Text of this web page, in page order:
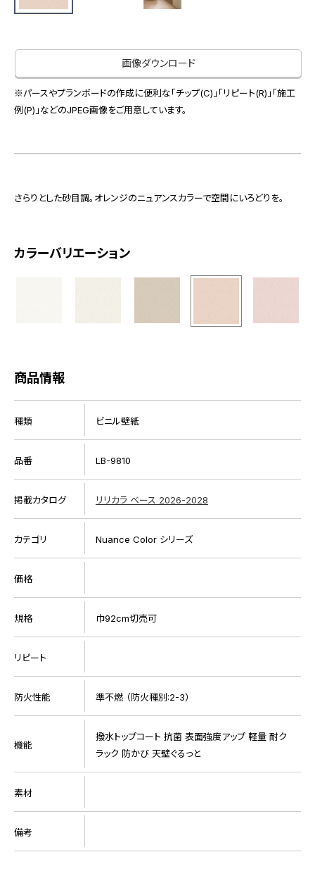
お役立ち資料
サンプル・カタログ請求／お問い合わせ（ビジネスのお客様）
スペースソリューション事業
オフィスソリューション事業
会社情報
画像ダウンロード
※パースやプランボードの作成に便利な「チップ(C)」「リピート(R)」「施工
例(P)」などのJPEG画像をご用意しています。
さらりとした砂目調。オレンジのニュアンスカラーで空間にいろどりを。
カラーバリエーション
商品情報
種類 ビニル壁紙
品番 LB-9810
掲載カタログ リリカラ ベース 2026-2028
カテゴリ Nuance Color シリーズ
価格
規格 巾92cm切売可
リピート
防火性能 準不燃 （防火種別:2-3）
機能
撥水トップコート 抗菌 表面強度アップ 軽量 耐ク
ラック 防かび 天壁ぐるっと
素材
備考